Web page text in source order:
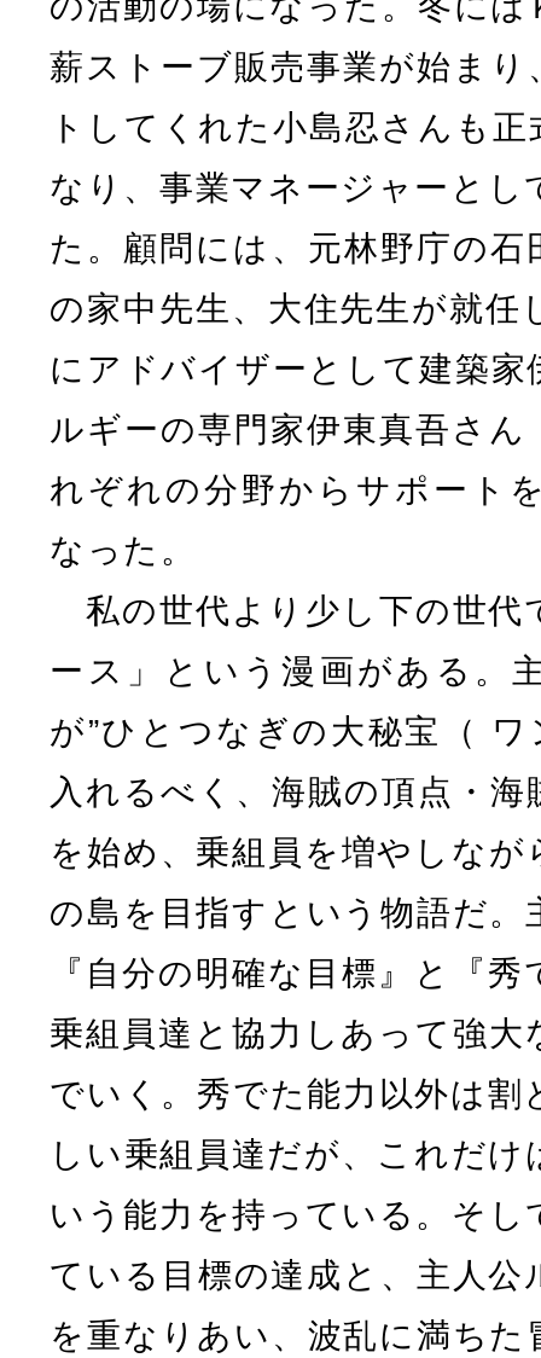
薪ストーブ販売事業が始まり
トしてくれた小島忍さんも
なり、事業マネージャーと
た。顧問には、元林野庁の
の家中先生、大住先生が就
にアドバイザーとして建築
ルギーの専門家伊東真吾さ
れぞれの分野からサポート
なった。
私の世代より少し下の世代
ース」という漫画がある。
が”ひとつなぎの大秘宝（
入れるべく、海賊の頂点・
を始め、乗組員を増やしな
の島を目指すという物語だ
『自分の明確な目標』と『
乗組員達と協力しあって強
でいく。秀でた能力以外は
しい乗組員達だが、これだ
いう能力を持っている。そ
ている目標の達成と、主人
を重なりあい、波乱に満ち